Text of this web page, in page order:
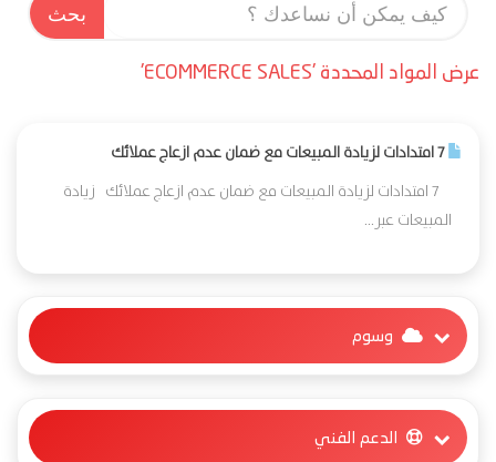
عرض المواد المحددة 'ECOMMERCE SALES'
7 امتدادات لزيادة المبيعات مع ضمان عدم ازعاج عملائك
7 امتدادات لزيادة المبيعات مع ضمان عدم ازعاج عملائك زيادة
المبيعات عبر...
وسوم
الدعم الفني